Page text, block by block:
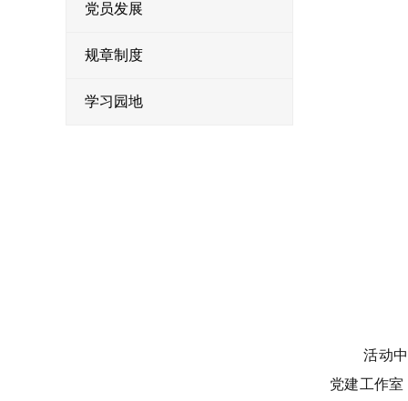
党员发展
规章制度
学习园地
活动
党建工作